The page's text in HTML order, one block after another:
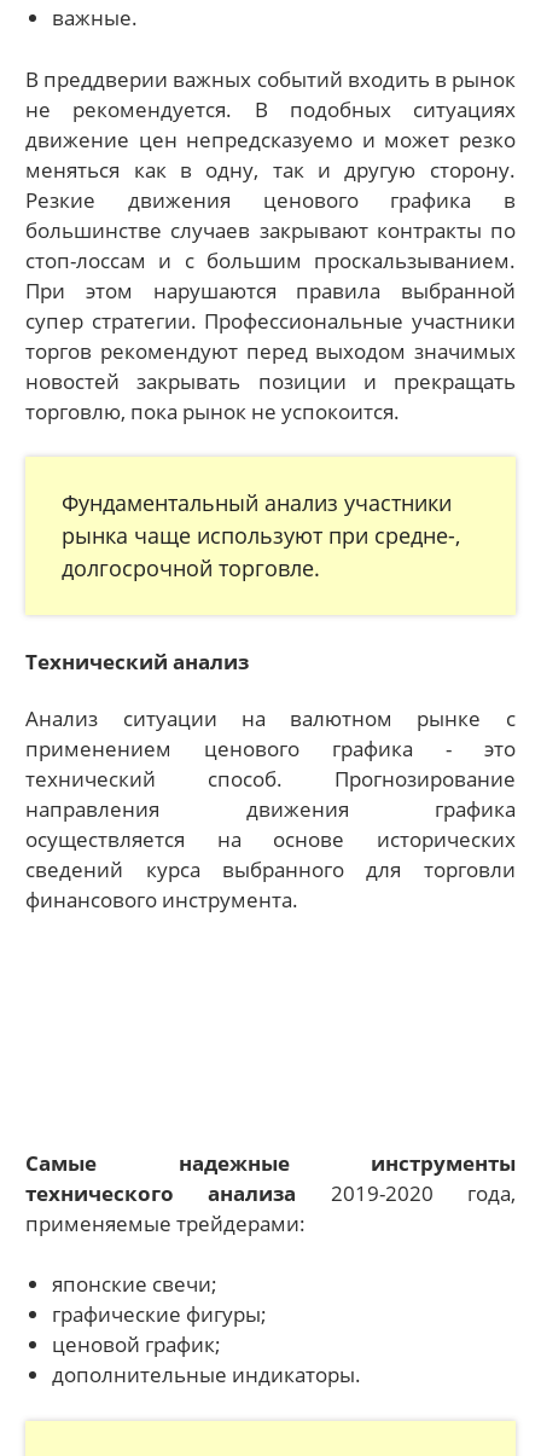
важные.
В преддверии важных событий входить в рынок
не рекомендуется. В подобных ситуациях
движение цен непредсказуемо и может резко
меняться как в одну, так и другую сторону.
Резкие движения ценового графика в
большинстве случаев закрывают контракты по
стоп-лоссам и с большим проскальзыванием.
При этом нарушаются правила выбранной
супер стратегии. Профессиональные участники
торгов рекомендуют перед выходом значимых
новостей закрывать позиции и прекращать
торговлю, пока рынок не успокоится.
Фундаментальный анализ участники
рынка чаще используют при средне-,
долгосрочной торговле.
Технический анализ
Анализ ситуации на валютном рынке с
применением ценового графика - это
технический способ. Прогнозирование
направления движения графика
осуществляется на основе исторических
сведений курса выбранного для торговли
финансового инструмента.
Самые надежные инструменты
технического анализа 2019-2020 года,
применяемые трейдерами:
японские свечи;
графические фигуры;
ценовой график;
дополнительные индикаторы.